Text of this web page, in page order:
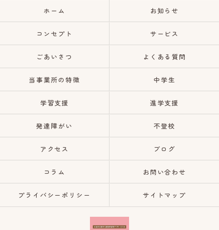
ホーム お知らせ
コンセプト サービス
ごあいさつ よくある質問
当事業所の特徴 中学生
学習支援 進学支援
発達障がい 不登校
アクセス ブログ
コラム お問い合わせ
プライバシーポリシー サイトマップ